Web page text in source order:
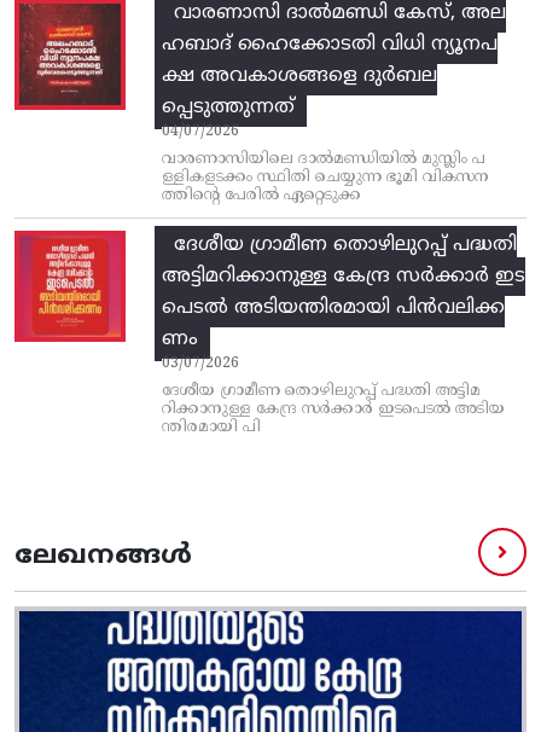
വാരണാസി ദാൽമണ്ഡി കേസ്, അല
ഹബാദ് ഹൈക്കോടതി വിധി ന്യൂനപ
ക്ഷ അവകാശങ്ങളെ ദുർബല
പ്പെടുത്തുന്നത്
04/07/2026
വാരണാസിയിലെ ദാൽമണ്ഡിയിൽ മുസ്ലിം പ
ള്ളികളടക്കം സ്ഥിതി ചെയ്യുന്ന ഭൂമി വികസന
ത്തിന്റെ പേരിൽ ഏറ്റെടുക്ക
ദേശീയ ഗ്രാമീണ തൊഴിലുറപ്പ്‌ പദ്ധതി
അട്ടിമറിക്കാനുള്ള കേന്ദ്ര സര്‍ക്കാര്‍ ഇട
പെടല്‍ അടിയന്തിരമായി പിന്‍വലിക്ക
ണം
03/07/2026
ദേശീയ ഗ്രാമീണ തൊഴിലുറപ്പ്‌ പദ്ധതി അട്ടിമ
റിക്കാനുള്ള കേന്ദ്ര സര്‍ക്കാര്‍ ഇടപെടല്‍ അടിയ
ന്തിരമായി പി
ലേഖനങ്ങൾ